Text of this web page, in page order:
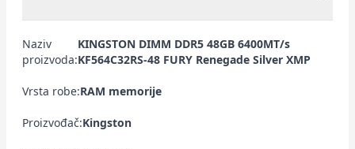
Naziv
proizvoda:
KINGSTON DIMM DDR5 48GB 6400MT/s
KF564C32RS-48 FURY Renegade Silver XMP
Vrsta robe:RAM memorije
Proizvođač:Kingston